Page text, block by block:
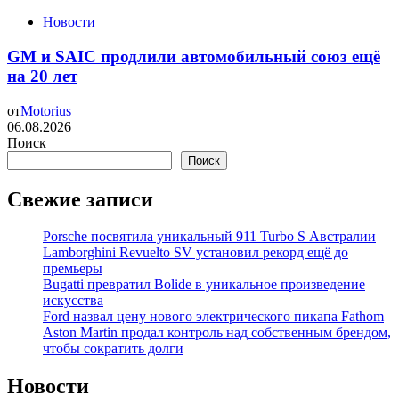
Новости
GM и SAIC продлили автомобильный союз ещё
на 20 лет
отMotorius
06.08.2026
Поиск
Поиск
Свежие записи
Porsche посвятила уникальный 911 Turbo S Австралии
Lamborghini Revuelto SV установил рекорд ещё до
премьеры
Bugatti превратил Bolide в уникальное произведение
искусства
Ford назвал цену нового электрического пикапа Fathom
Aston Martin продал контроль над собственным брендом,
чтобы сократить долги
Новости